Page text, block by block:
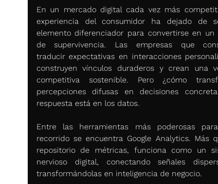
En un mercado digital cada vez más
experiencia del consumidor ha dejado de
elemento diferenciador para convertirse en un
de supervivencia. Las empresas que
traducir expectativas en interacciones
construyen vínculos duraderos y crean una
competitiva sostenible. Pero ¿cómo
percepciones difusas en decisiones
respuesta está en los datos.
Entre las herramientas más poderosas
recorrido se encuentra Google Analytics. Más
repositorio de métricas, funciona como un
nervioso digital, conectando señales
transformándolas en inteligencia de negocio.